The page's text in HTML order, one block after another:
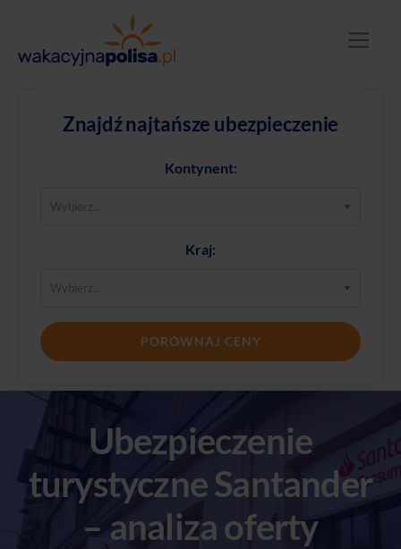
Znajdź najtańsze ubezpieczenie
Kontynent:
Kraj:
PORÓWNAJ CENY
Ubezpieczenie
turystyczne Santander
– analiza oferty